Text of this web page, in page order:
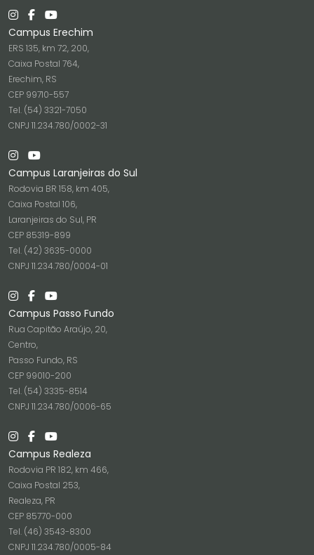
Campus Erechim
ERS 135, km 72, 200,
Caixa Postal 764,
Erechim, RS
CEP 99710-557
Tel. (54) 3321-7050
CNPJ 11.234.780/0002-31
Campus Laranjeiras do Sul
Rodovia BR 158, km 405,
Caixa Postal 106,
Laranjeiras do Sul, PR
CEP 85319-899
Tel. (42) 3635-0000
CNPJ 11.234.780/0004-01
Campus Passo Fundo
Rua Capitão Araújo, 20,
Centro,
Passo Fundo, RS
CEP 99010-200
Tel. (54) 3335-8514
CNPJ 11.234.780/0006-65
Campus Realeza
Rodovia PR 182, km 466,
Caixa Postal 253,
Realeza, PR
CEP 85770-000
Tel. (46) 3543-8300
CNPJ 11.234.780/0005-84